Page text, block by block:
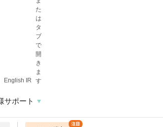
English IR
サポート